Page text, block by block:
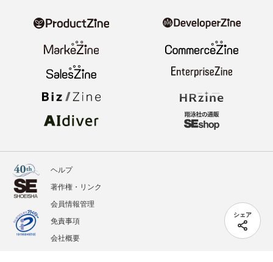
シェア
ヘルプ
著作権・リンク
会員情報管理
免責事項
会社概要